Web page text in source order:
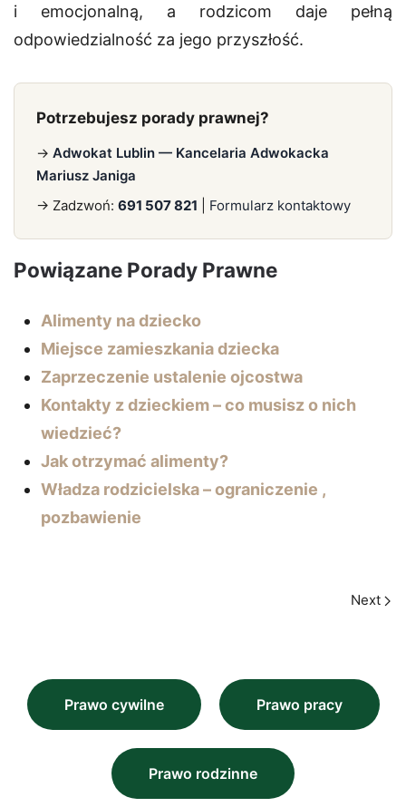
i emocjonalną, a rodzicom daje pełną
odpowiedzialność za jego przyszłość.
Potrzebujesz porady prawnej?
→ Adwokat Lublin — Kancelaria Adwokacka
Mariusz Janiga
→ Zadzwoń: 691 507 821 Formularz kontaktowy
Powiązane Porady Prawne
Alimenty na dziecko
Miejsce zamieszkania dziecka
Zaprzeczenie ustalenie ojcostwa
Kontakty z dzieckiem – co musisz o nich
wiedzieć?
Jak otrzymać alimenty?
Władza rodzicielska – ograniczenie ,
pozbawienie
Next
Prawo cywilne Prawo pracy
Prawo rodzinne